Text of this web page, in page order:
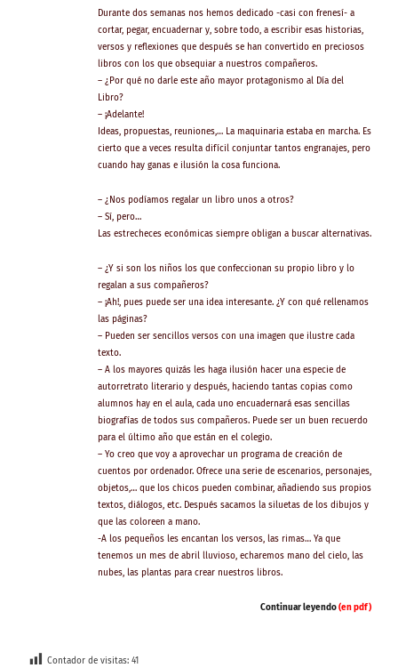
Durante dos semanas nos hemos dedicado -casi con frenesí- a
cortar, pegar, encuadernar y, sobre todo, a escribir esas historias,
versos y reflexiones que después se han convertido en preciosos
libros con los que obsequiar a nuestros compañeros.
– ¿Por qué no darle este año mayor protagonismo al Día del
Libro?
– ¡Adelante!
Ideas, propuestas, reuniones,… La maquinaria estaba en marcha. Es
cierto que a veces resulta difícil conjuntar tantos engranajes, pero
cuando hay ganas e ilusión la cosa funciona.
– ¿Nos podíamos regalar un libro unos a otros?
– Sí, pero…
Las estrecheces económicas siempre obligan a buscar alternativas.
– ¿Y si son los niños los que confeccionan su propio libro y lo
regalan a sus compañeros?
– ¡Ah!, pues puede ser una idea interesante. ¿Y con qué rellenamos
las páginas?
– Pueden ser sencillos versos con una imagen que ilustre cada
texto.
– A los mayores quizás les haga ilusión hacer una especie de
autorretrato literario y después, haciendo tantas copias como
alumnos hay en el aula, cada uno encuadernará esas sencillas
biografías de todos sus compañeros. Puede ser un buen recuerdo
para el último año que están en el colegio.
– Yo creo que voy a aprovechar un programa de creación de
cuentos por ordenador. Ofrece una serie de escenarios, personajes,
objetos,… que los chicos pueden combinar, añadiendo sus propios
textos, diálogos, etc. Después sacamos la siluetas de los dibujos y
que las coloreen a mano.
-A los pequeños les encantan los versos, las rimas… Ya que
tenemos un mes de abril lluvioso, echaremos mano del cielo, las
nubes, las plantas para crear nuestros libros.
Continuar leyendo(en pdf)
Contador de visitas: 41